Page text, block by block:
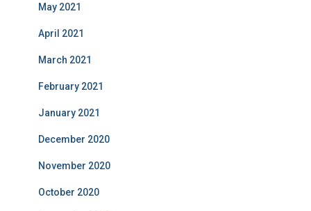
May 2021
April 2021
March 2021
February 2021
January 2021
December 2020
November 2020
October 2020